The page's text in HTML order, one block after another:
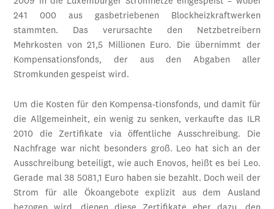
241 000 aus gasbetriebenen Blockheizkraftwerken
stammten. Das verursachte den Netzbetreibern
Mehrkosten von 21,5 Millionen Euro. Die übernimmt der
Kompensationsfonds, der aus den Abgaben aller
Stromkunden gespeist wird.
Um die Kosten für den Kompensa-tionsfonds, und damit für
die Allgemeinheit, ein wenig zu senken, verkaufte das ILR
2010 die Zertifikate via öffentliche Ausschreibung. Die
Nachfrage war nicht besonders groß. Leo hat sich an der
Ausschreibung beteiligt, wie auch Enovos, heißt es bei Leo.
Gerade mal 38 5081,1 Euro haben sie bezahlt. Doch weil der
Strom für alle Ökoangebote explizit aus dem Ausland